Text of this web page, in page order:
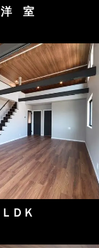
洋 室
ＬＤＫ